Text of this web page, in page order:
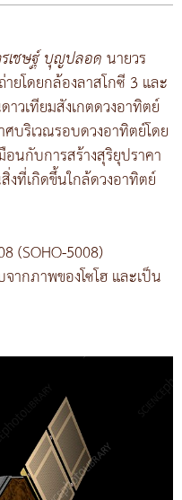
เชษฐ์ บุญปลอดนายวร
ยโดยกล้องลาสโกซี 3 และ
วเทียมสังเกตดวงอาทิตย์
บริเวณรอบดวงอาทิตย์โดย
นกับการสร้างสุริยุปราคา
งที่เกิดขึ้นใกล้ดวงอาทิตย์
(SOHO-5008)
ากภาพของโซโฮ และเป็น